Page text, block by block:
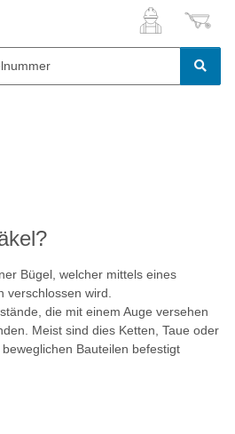
Bügel, welcher mittels eines
verschlossen wird.
die mit einem Auge versehen
Meist sind dies Ketten, Taue oder
Bauteilen befestigt